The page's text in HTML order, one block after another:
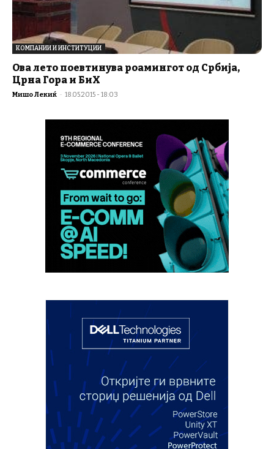
КОМПАНИИ И ИНСТИТУЦИИ
Ова лето поевтинува роамингот од Србија,
Црна Гора и БиХ
Мишо Лекиќ - 18.05.2015 - 18:03